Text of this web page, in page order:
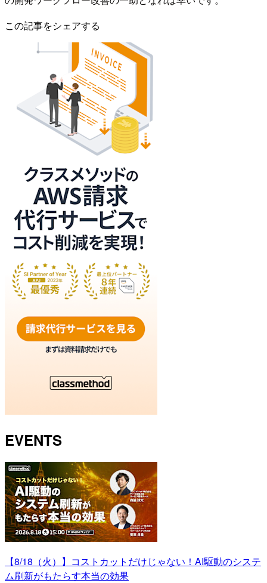
この記事をシェアする
EVENTS
【8/18（火）】コストカットだけじゃない！AI駆動のシステ
ム刷新がもたらす本当の効果